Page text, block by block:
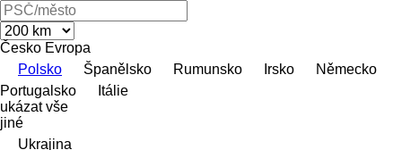
Česko Evropa
Polsko
Španělsko Rumunsko Irsko
Německo
Portugalsko
Itálie
ukázat vše
jiné
Ukrajina